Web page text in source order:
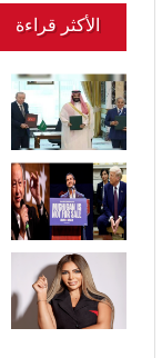
الأكثر قراءة